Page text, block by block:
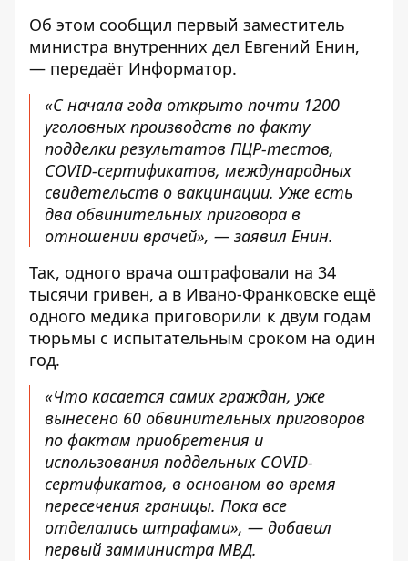
Об этом сообщил первый заместитель
министра внутренних дел Евгений Енин,
— передаёт Информатор.
«С начала года открыто почти 1200
уголовных производств по факту
подделки результатов ПЦР-тестов,
COVID-сертификатов, международных
свидетельств о вакцинации. Уже есть
два обвинительных приговора в
отношении врачей», — заявил Енин.
Так, одного врача оштрафовали на 34
тысячи гривен, а в Ивано-Франковске ещё
одного медика приговорили к двум годам
тюрьмы с испытательным сроком на один
год.
«Что касается самих граждан, уже
вынесено 60 обвинительных приговоров
по фактам приобретения и
использования поддельных COVID-
сертификатов, в основном во время
пересечения границы. Пока все
отделались штрафами», — добавил
первый замминистра МВД.